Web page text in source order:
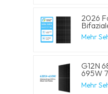
2026
575W
Mehr
G12N
695W
210mm
Mono
Mehr